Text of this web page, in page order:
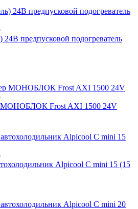
предпусковой подогреватель
МОНОБЛОК Frost AXI 1500 24V
Alpicool C mini 15 (15